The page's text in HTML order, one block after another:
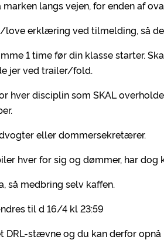
langs vejen, for enden af
love erklæring ved tilmelding, så
1 time før din klasse starter.
jer ved trailer/fold.
hver disciplin som SKAL
eller dommersekretærer.
hver for sig og dømmer, har dog
så medbring selv kaffen.
til d 16/4 kl 23:59
DRL-stævne og du kan derfor